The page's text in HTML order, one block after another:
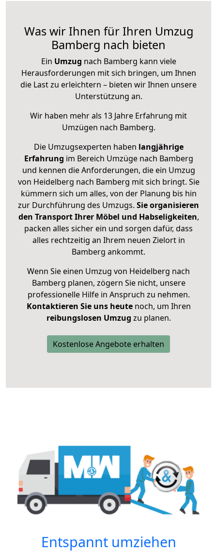
Was wir Ihnen für Ihren Umzug
Bamberg nach bieten
Ein Umzug nach Bamberg kann viele
Herausforderungen mit sich bringen, um Ihnen
die Last zu erleichtern – bieten wir Ihnen unsere
Unterstützung an.
Wir haben mehr als 13 Jahre Erfahrung mit
Umzügen nach Bamberg.
Die Umzugsexperten haben langjährige
Erfahrung im Bereich Umzüge nach Bamberg
und kennen die Anforderungen, die ein Umzug
von Heidelberg nach Bamberg mit sich bringt. Sie
kümmern sich um alles, von der Planung bis hin
zur Durchführung des Umzugs. Sie organisieren
den Transport Ihrer Möbel und Habseligkeiten,
packen alles sicher ein und sorgen dafür, dass
alles rechtzeitig an Ihrem neuen Zielort in
Bamberg ankommt.
Wenn Sie einen Umzug von Heidelberg nach
Bamberg planen, zögern Sie nicht, unsere
professionelle Hilfe in Anspruch zu nehmen.
Kontaktieren Sie uns heutenoch, um Ihren
reibungslosen Umzug zu planen.
Kostenlose Angebote erhalten
Entspannt umziehen